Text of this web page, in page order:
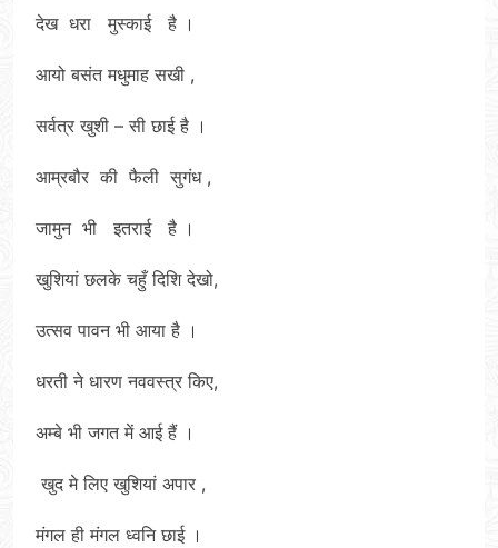
देख धरा मुस्काई है ।
आयो बसंत मधुमाह सखी ,
सर्वत्र खुशी – सी छाई है ।
आम्रबौर की फैली सुगंध ,
जामुन भी इतराई है ।
खुशियां छलके चहुँ दिशि देखो,
उत्सव पावन भी आया है ।
धरती ने धारण नववस्त्र किए,
अम्बे भी जगत में आई हैं ।
खुद मे लिए खुशियां अपार ,
मंगल ही मंगल ध्वनि छाई ।